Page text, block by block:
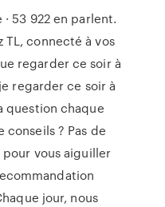
· 53 922 en parlent.
TL, connecté à vos
regarder ce soir à
regarder ce soir à
question chaque
conseils ? Pas de
pour vous aiguiller
jour, nous